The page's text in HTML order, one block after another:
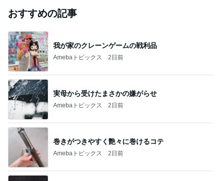
おすすめの記事
我が家のクレーンゲームの戦利品
Amebaトピックス 2日前
実母から受けたまさかの嫌がらせ
Amebaトピックス 2日前
巻きがつきやすく艶々に巻けるコテ
Amebaトピックス 2日前